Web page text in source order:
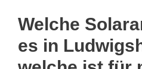
Welche
es in